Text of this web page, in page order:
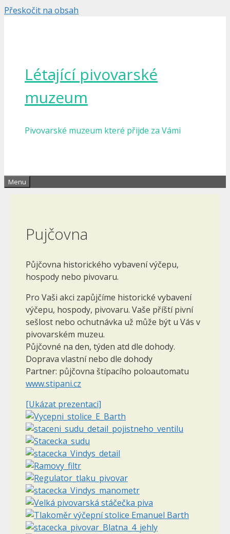
Přeskočit na obsah
Létající pivovarské
muzeum
Pivovarské muzeum které přijde za Vámi
Menu
Pujčovna
Půjčovna historického vybavení výčepu,
hospody nebo pivovaru.
Pro Vaši akci zapůjčíme historické vybavení
výčepu, hospody, pivovaru. Vaše příští pivní
sešlost nebo ochutnávka už může být u Vás v
pivovarském muzeu.
Půjčovné na den, týden atd dle dohody.
Doprava vlastní nebo dle dohody
Partner: půjčovna štípacího poloautomatu
www.stipani.cz
[Ukázat prezentaci]